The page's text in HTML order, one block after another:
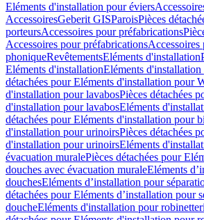
Eléments d'installation pour éviers
AccessoiresGeberit GISParoisPièces
porteursAccessoires pour préfabrications
Accessoires pour préfabrications
phoniqueRevêtementsEléments d'installation
Eléments d'installationEléments
détachées pour Eléments d'installation pour
d'installation pour lavabosPièces détachées
d'installation pour lavabosEléments
détachées pour Eléments d'installation pour
d'installation pour urinoirsPièces détachées
d'installation pour urinoirsEléments
évacuation muralePièces détachées pour
douches avec évacuation muraleEléments
douchesEléments d’installation pour
détachées pour Eléments d’installation pour
doucheEléments d'installation pour